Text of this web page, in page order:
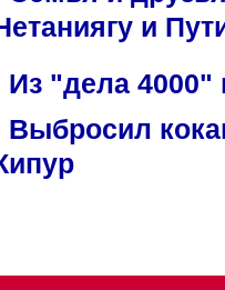
и
Из "дела 4000"
Выбросил